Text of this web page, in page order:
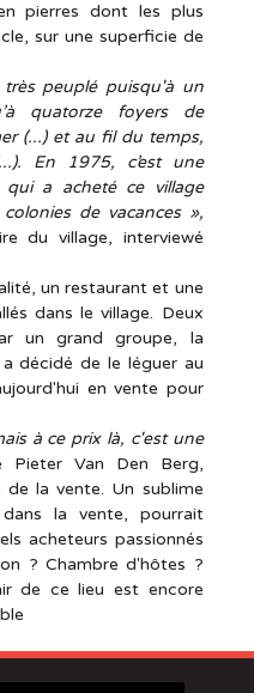
pierres dont les plus
sur une superficie de
peuplé puisqu'à un
quatorze foyers de
(...) et au fil du temps,
En 1975, c’est une
qui a acheté ce village
de vacances »,
du village, interviewé
un restaurant et une
dans le village. Deux
un grand groupe, la
décidé de le léguer au
en vente pour
à ce prix là, c'est une
Pieter Van Den Berg,
la vente. Un sublime
la vente, pourrait
acheteurs passionnés
? Chambre d'hôtes ?
de ce lieu est encore